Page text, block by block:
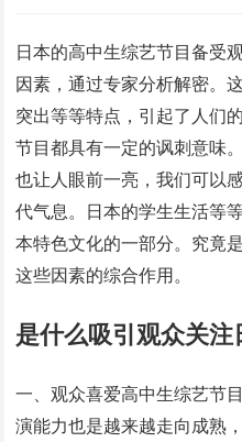
日本的高中生综艺节目备受
因素，通过专家分析解密。
突出等等特点，引起了人们
节目都具有一定的讽刺意味
也让人眼前一亮，我们可以
代气息。日本的学生生活等
本特色文化的一部分。究竟
这些因素的综合作用。
是什么吸引观众关注
一、观众喜爱高中生综艺节
演能力也是越来越走向成熟